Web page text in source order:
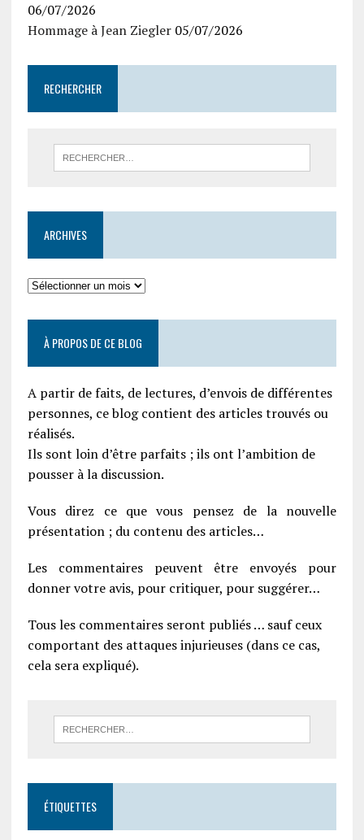
06/07/2026
Hommage à Jean Ziegler 05/07/2026
RECHERCHER
ARCHIVES
À PROPOS DE CE BLOG
A partir de faits, de lectures, d’envois de différentes
personnes, ce blog contient des articles trouvés ou
réalisés.
Ils sont loin d’être parfaits ; ils ont l’ambition de
pousser à la discussion.
Vous direz ce que vous pensez de la nouvelle
présentation ; du contenu des articles…
Les commentaires peuvent être envoyés pour
donner votre avis, pour critiquer, pour suggérer…
Tous les commentaires seront publiés … sauf ceux
comportant des attaques injurieuses (dans ce cas,
cela sera expliqué).
ÉTIQUETTES